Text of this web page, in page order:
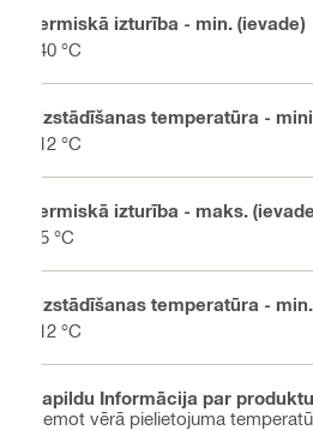
Termiskā izturība - min. (ievade)
-40 °C
Uzstādīšanas temperatūra -
-12 °C
Termiskā izturība - maks.
85 °C
Uzstādīšanas temperatūra - min.
-12 °C
Papildu Informācija par produktu
Ņemot vērā pielietojuma